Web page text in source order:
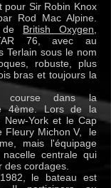
pour Sir Robin Knox
Rod Mac Alpine.
de British Oxygen
76, avec au
Terlain sous le nom
robuste, plus
bras et toujours la
course dans la
4ème. Lors de la
York et le Cap
Fleury Michon V, le
mais l'équipage
centrale qui
des cordages.
le bateau est